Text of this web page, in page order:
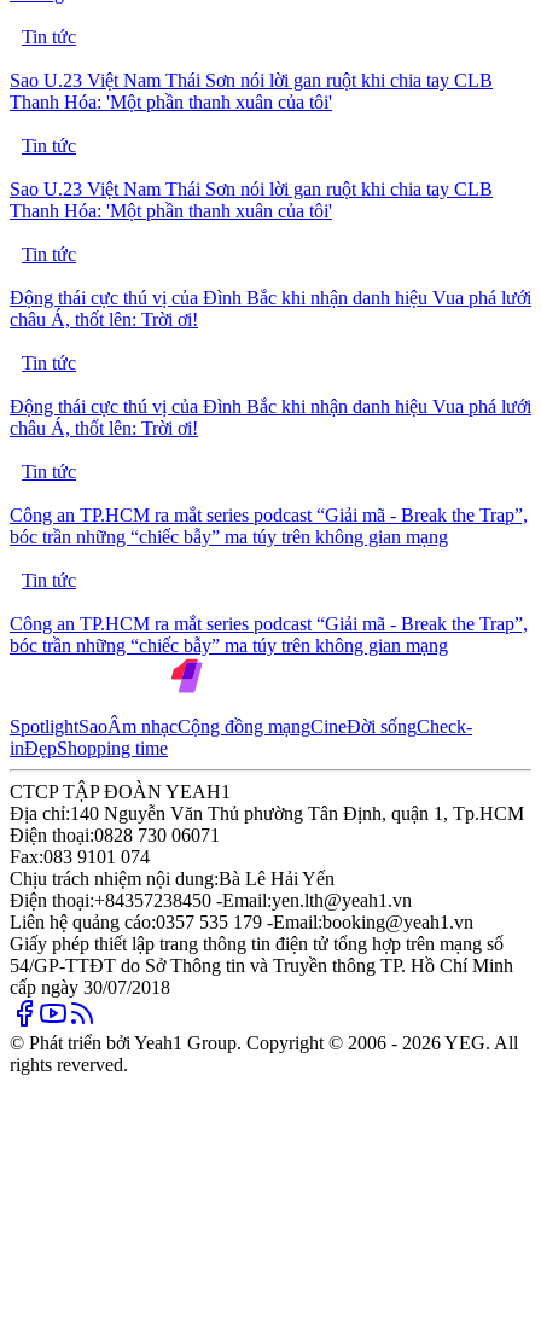
Tin tức
Sao U.23 Việt Nam Thái Sơn nói lời gan ruột khi chia tay CLB
Thanh Hóa: 'Một phần thanh xuân của tôi'
Tin tức
Sao U.23 Việt Nam Thái Sơn nói lời gan ruột khi chia tay CLB
Thanh Hóa: 'Một phần thanh xuân của tôi'
Tin tức
Động thái cực thú vị của Đình Bắc khi nhận danh hiệu Vua phá lưới
châu Á, thốt lên: Trời ơi!
Tin tức
Động thái cực thú vị của Đình Bắc khi nhận danh hiệu Vua phá lưới
châu Á, thốt lên: Trời ơi!
Tin tức
Công an TP.HCM ra mắt series podcast “Giải mã - Break the Trap”,
bóc trần những “chiếc bẫy” ma túy trên không gian mạng
Tin tức
Công an TP.HCM ra mắt series podcast “Giải mã - Break the Trap”,
bóc trần những “chiếc bẫy” ma túy trên không gian mạng
SpotlightSaoÂm nhạcCộng đồng mạngCineĐời sốngCheck-
inĐẹpShopping time
CTCP TẬP ĐOÀN YEAH1
Địa chỉ:140 Nguyễn Văn Thủ phường Tân Định, quận 1, Tp.HCM
Điện thoại:0828 730 06071
Fax:083 9101 074
Chịu trách nhiệm nội dung:Bà Lê Hải Yến
Điện thoại:+84357238450 -Email:yen.lth@yeah1.vn
Liên hệ quảng cáo:0357 535 179 -Email:booking@yeah1.vn
Giấy phép thiết lập trang thông tin điện tử tổng hợp trên mạng số
54/GP-TTĐT do Sở Thông tin và Truyền thông TP. Hồ Chí Minh
cấp ngày 30/07/2018
© Phát triển bởi Yeah1 Group. Copyright © 2006 - 2026 YEG. All
rights reverved.